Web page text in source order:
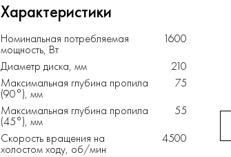
Характеристики
Номинальная потребляемая
мощность, Вт
1600
Диаметр диска, мм
210
Максимальная глубина пропила
(90°), мм
75
Максимальная глубина пропила
(45°), мм
55
Скорость вращения на
холостом ходу, об/мин
4500